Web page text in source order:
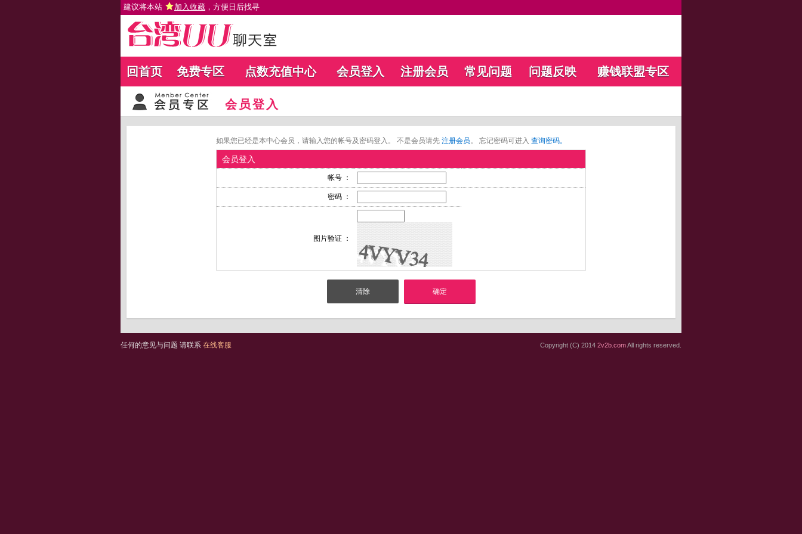
建议将本站 加入收藏 ，方便日后找寻
回首页 免费专区 点数充值中心 会员登入 注册会员 常见问题 问题反映 赚钱联盟专区
会员登入
如果您已经是本中心会员，请输入您的帐号及密码登入。 不是会员请先 注册会员。 忘记密码可进入 查询密码。
会员登入
帐号 ：
密码 ：
图片验证 ：
任何的意见与问题 请联系 在线客服 Copyright (C) 2014 2v2b.comAll rights reserved.